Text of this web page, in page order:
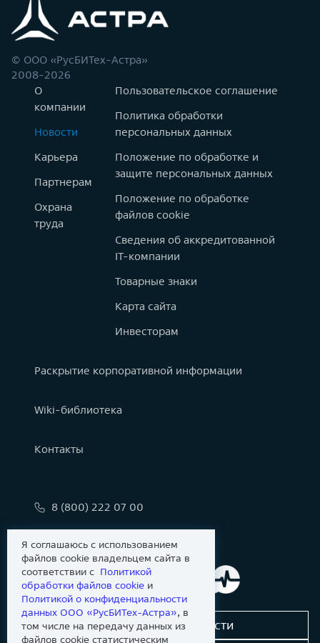
© ООО «РусБИТех-Астра»
2008-2026
О
компании
Новости
Карьера
Партнерам
Охрана
труда
Пользовательское соглашение
Политика обработки
персональных данных
Положение по обработке и
защите персональных данных
Положение по обработке
файлов cookie
Сведения об аккредитованной
IT-компании
Товарные знаки
Карта сайта
Инвесторам
Раскрытие корпоративной информации
Wiki-библиотека
Контакты
8 (800) 222 07 00
Сообщить об уязвимости
Я соглашаюсь с использованием
файлов cookie владельцем сайта в
соответствии с Политикой
обработки файлов сookie и
Политикой о конфиденциальности
данных ООО «РусБИТех-Астра», в
том числе на передачу данных из
файлов cookie статистическим